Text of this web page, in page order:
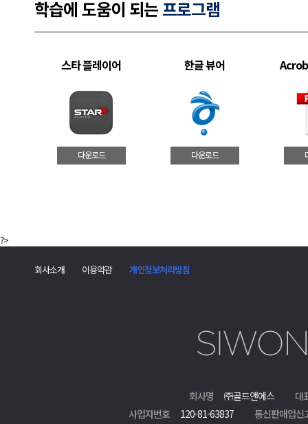
학습에 도움이 되는프로그램
스타 플레이어
다운로드
한글 뷰어
다운로드
?>
회사소개 이용약관 개인정보처리방침
회사명 ㈜골드앤에스
대
사업자번호
120-81-63837
통신판매업신